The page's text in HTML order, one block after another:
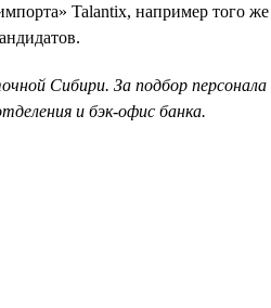
Talantix, например того
Сибири. За подбор
и бэк-офис банка.